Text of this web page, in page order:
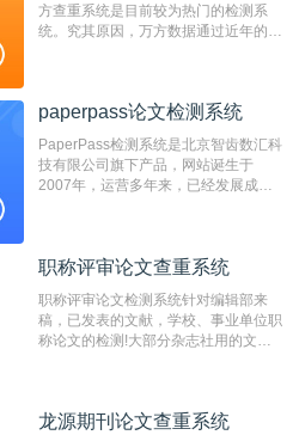
方查重系统是目前较为热门的检测系
统。究其原因，万方数据通过近年的发
非。其次，相对于知网而言，万方检测
重的推荐系统。
paperpass论文检测系统
PaperPass检测系统是北京智齿数汇科
技有限公司旗下产品，网站诞生于
2007年，运营多年来，已经发展成为
检测速度快、精度高，市场反映良好。
职称评审论文查重系统
职称评审论文检测系统针对编辑部来
稿，已发表的文献，学校、事业单位职
称论文的检测!大部分杂志社用的文献
编辑部检测来稿和已发表的文献,检测
龙源期刊论文查重系统